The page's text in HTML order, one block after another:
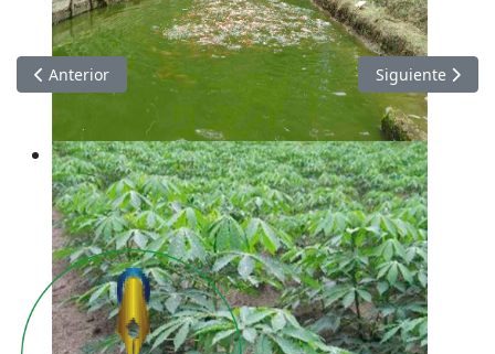
Artículo anterior: Información de MAYO 2022
Anterior Artículo
Siguiente